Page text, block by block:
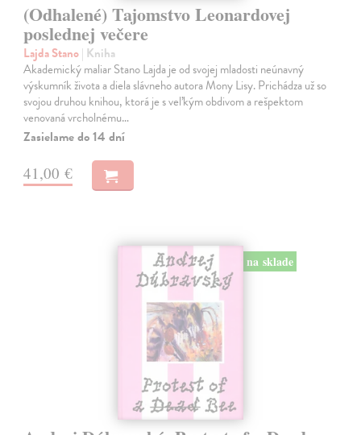
(Odhalené) Tajomstvo Leonardovej
poslednej večere
Lajda Stano| Kniha
Akademický maliar Stano Lajda je od svojej mladosti neúnavný
výskumník života a diela slávneho autora Mony Lisy. Prichádza už so
svojou druhou knihou, ktorá je s veľkým obdivom a rešpektom
venovaná vrcholnému…
Zasielame do 14 dní
41,00 €
na sklade